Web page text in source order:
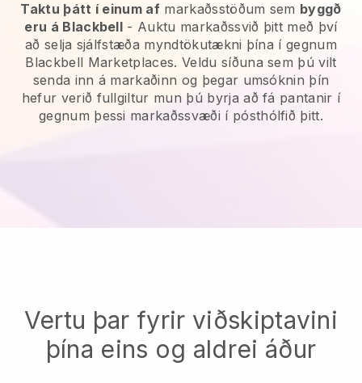
Taktu þátt í einum af markaðsstöðum sem byggð
eru á Blackbell - Auktu markaðssvið þitt með því
að selja sjálfstæða myndtökutækni þína í gegnum
Blackbell Marketplaces. Veldu síðuna sem þú vilt
senda inn á markaðinn og þegar umsóknin þín
hefur verið fullgiltur mun þú byrja að fá pantanir í
gegnum þessi markaðssvæði í pósthólfið þitt.
Vertu þar fyrir viðskiptavini
þína eins og aldrei áður